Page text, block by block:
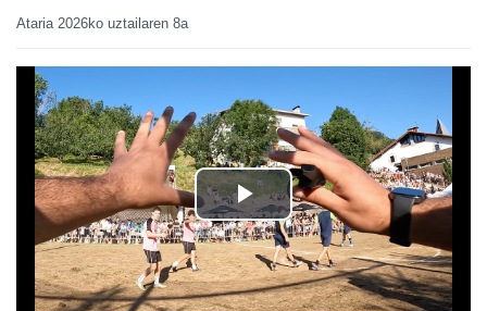
Ataria 2026ko uztailaren 8a